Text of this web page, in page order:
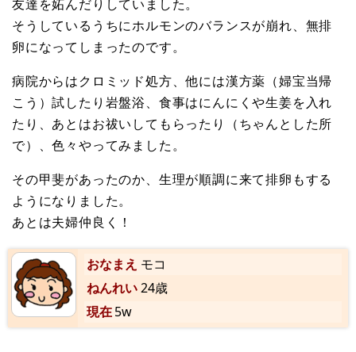
友達を妬んだりしていました。
そうしているうちにホルモンのバランスが崩れ、無排
卵になってしまったのです。
病院からはクロミッド処方、他には漢方薬（婦宝当帰
こう）試したり岩盤浴、食事はにんにくや生姜を入れ
たり、あとはお祓いしてもらったり（ちゃんとした所
で）、色々やってみました。
その甲斐があったのか、生理が順調に来て排卵もする
ようになりました。
あとは夫婦仲良く！
おなまえ モコ
ねんれい24歳
現在5w